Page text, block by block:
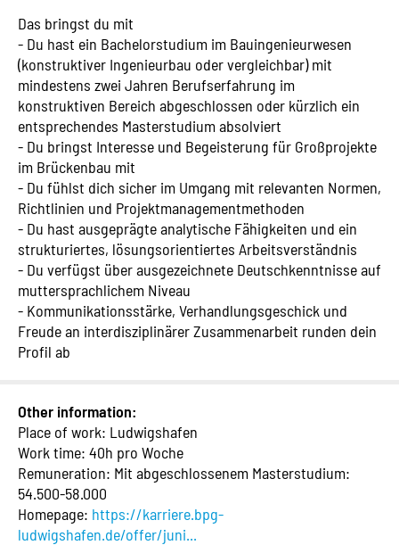
Das bringst du mit
- Du hast ein Bachelorstudium im Bauingenieurwesen
(konstruktiver Ingenieurbau oder vergleichbar) mit
mindestens zwei Jahren Berufserfahrung im
konstruktiven Bereich abgeschlossen oder kürzlich ein
entsprechendes Masterstudium absolviert
- Du bringst Interesse und Begeisterung für Großprojekte
im Brückenbau mit
- Du fühlst dich sicher im Umgang mit relevanten Normen,
Richtlinien und Projektmanagementmethoden
- Du hast ausgeprägte analytische Fähigkeiten und ein
strukturiertes, lösungsorientiertes Arbeitsverständnis
- Du verfügst über ausgezeichnete Deutschkenntnisse auf
muttersprachlichem Niveau
- Kommunikationsstärke, Verhandlungsgeschick und
Freude an interdisziplinärer Zusammenarbeit runden dein
Profil ab
Other information:
Place of work: Ludwigshafen
Work time: 40h pro Woche
Remuneration: Mit abgeschlossenem Masterstudium:
54.500-58.000
Homepage: https://karriere.bpg-
ludwigshafen.de/offer/juni...